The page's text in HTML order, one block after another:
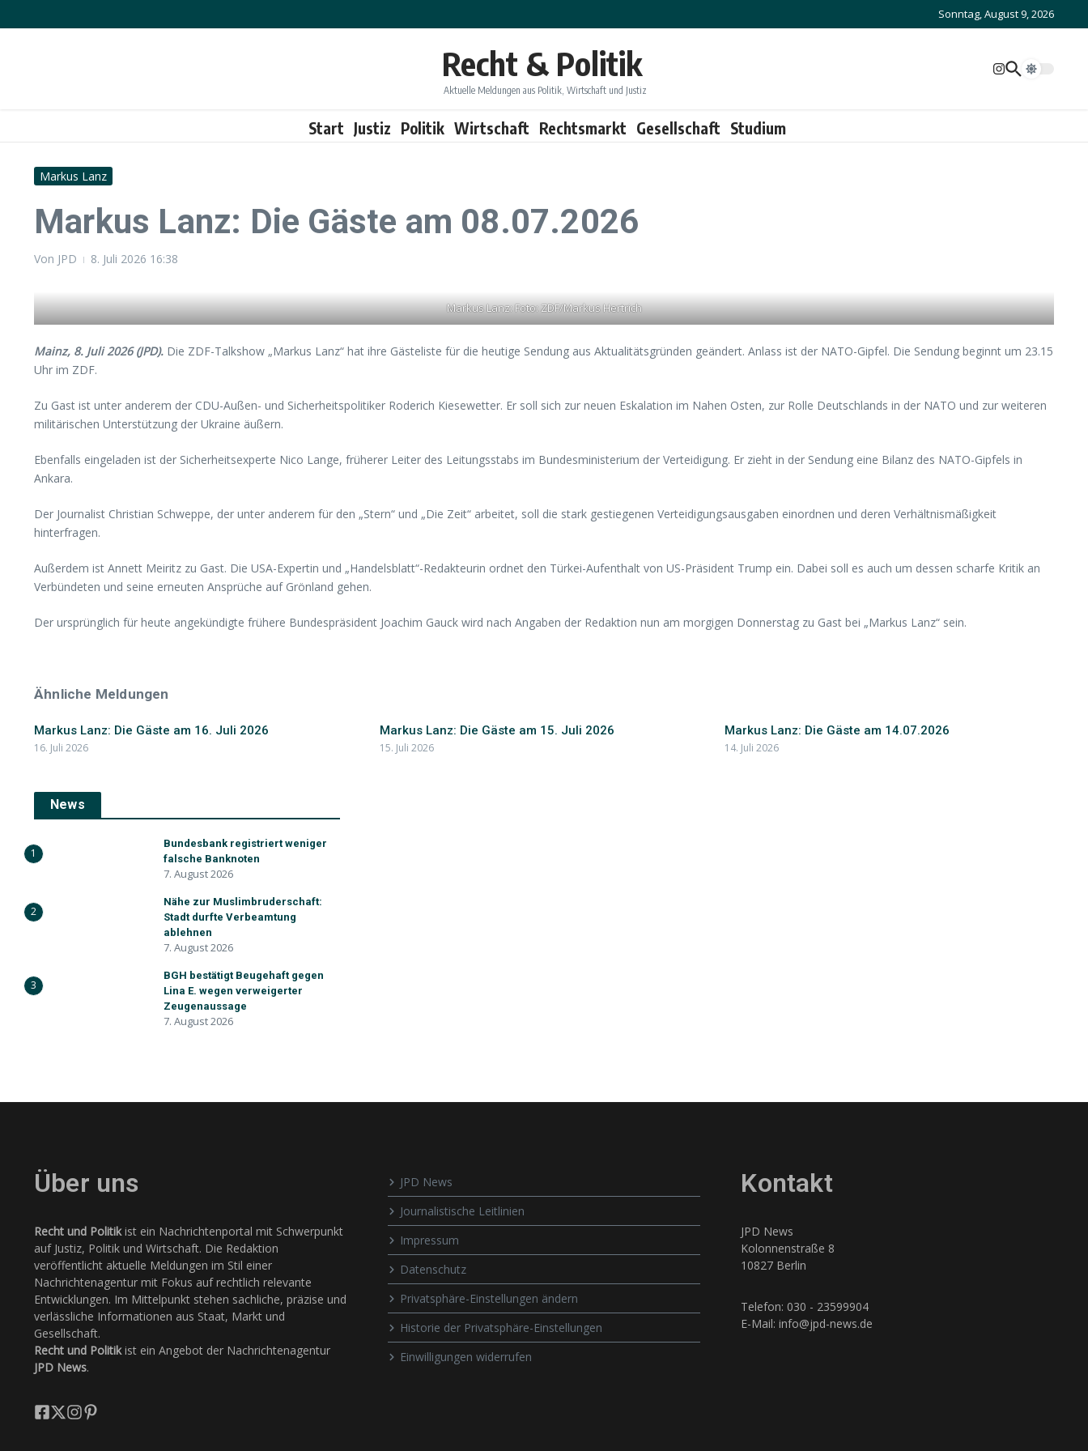
Sonntag, August 9, 2026
Recht & Politik
Aktuelle Meldungen aus Politik, Wirtschaft und Justiz
Start Justiz Politik Wirtschaft Rechtsmarkt Gesellschaft Studium
Markus Lanz
Markus Lanz: Die Gäste am 08.07.2026
Von JPD 8. Juli 2026 16:38
Markus Lanz: Foto: ZDF/Markus Hertrich
Mainz, 8. Juli 2026 (JPD). Die ZDF-Talkshow „Markus Lanz“ hat ihre Gästeliste für die heutige Sendung aus Aktualitätsgründen geändert. Anlass ist der NATO-Gipfel. Die Sendung beginnt um 23.15
Uhr im ZDF.
Zu Gast ist unter anderem der CDU-Außen- und Sicherheitspolitiker Roderich Kiesewetter. Er soll sich zur neuen Eskalation im Nahen Osten, zur Rolle Deutschlands in der NATO und zur weiteren
militärischen Unterstützung der Ukraine äußern.
Ebenfalls eingeladen ist der Sicherheitsexperte Nico Lange, früherer Leiter des Leitungsstabs im Bundesministerium der Verteidigung. Er zieht in der Sendung eine Bilanz des NATO-Gipfels in
Ankara.
Der Journalist Christian Schweppe, der unter anderem für den „Stern“ und „Die Zeit“ arbeitet, soll die stark gestiegenen Verteidigungsausgaben einordnen und deren Verhältnismäßigkeit
hinterfragen.
Außerdem ist Annett Meiritz zu Gast. Die USA-Expertin und „Handelsblatt“-Redakteurin ordnet den Türkei-Aufenthalt von US-Präsident Trump ein. Dabei soll es auch um dessen scharfe Kritik an
Verbündeten und seine erneuten Ansprüche auf Grönland gehen.
Der ursprünglich für heute angekündigte frühere Bundespräsident Joachim Gauck wird nach Angaben der Redaktion nun am morgigen Donnerstag zu Gast bei „Markus Lanz“ sein.
Ähnliche Meldungen
Markus Lanz: Die Gäste am 16. Juli 2026
16. Juli 2026
Markus Lanz: Die Gäste am 15. Juli 2026
15. Juli 2026
Markus Lanz: Die Gäste am 14.07.2026
14. Juli 2026
News
1
Bundesbank registriert weniger
falsche Banknoten
7. August 2026
2
Nähe zur Muslimbruderschaft:
Stadt durfte Verbeamtung
ablehnen
7. August 2026
3
BGH bestätigt Beugehaft gegen
Lina E. wegen verweigerter
Zeugenaussage
7. August 2026
Über uns
Recht und Politikist ein Nachrichtenportal mit Schwerpunkt
auf Justiz, Politik und Wirtschaft. Die Redaktion
veröffentlicht aktuelle Meldungen im Stil einer
Nachrichtenagentur mit Fokus auf rechtlich relevante
Entwicklungen. Im Mittelpunkt stehen sachliche, präzise und
verlässliche Informationen aus Staat, Markt und
Gesellschaft.
Recht und Politikist ein Angebot der Nachrichtenagentur
JPD News.
JPD News
Journalistische Leitlinien
Impressum
Datenschutz
Privatsphäre-Einstellungen ändern
Historie der Privatsphäre-Einstellungen
Einwilligungen widerrufen
Kontakt
JPD News
Kolonnenstraße 8
10827 Berlin
Telefon: 030 - 23599904
E-Mail: info@jpd-news.de